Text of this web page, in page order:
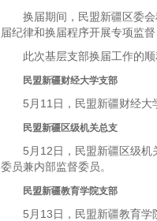
换届期间，民盟新疆区委
届纪律和换届程序开展专项监
此次基层支部换届工作的
民盟新疆财经大学支部
5月11日，民盟新疆财经大
民盟新疆区级机关总支
5月12日，民盟新疆区级
委员兼内部监督委员。
民盟新疆教育学院支部
5月13日，民盟新疆教育